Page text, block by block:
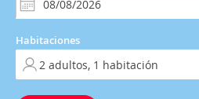
Habitaciones